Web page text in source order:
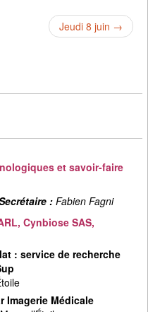
Jeudi 8 juin →
et savoir-faire
:Fabien Fagni
Cynbiose SAS,
: service de recherche
Imagerie Médicale